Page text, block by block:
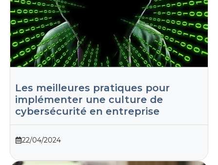
Les meilleures pratiques pour
implémenter une culture de
cybersécurité en entreprise
22/04/2024